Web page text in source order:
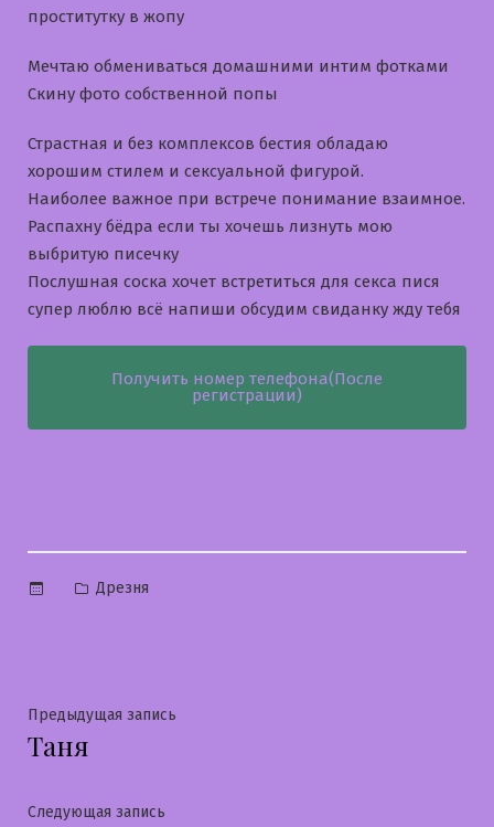
проститутку в жопу
Мечтаю обмениваться домашними интим фотками
Скину фото собственной попы
Страстная и без комплексов бестия обладаю
хорошим стилем и сексуальной фигурой.
Наиболее важное при встрече понимание взаимное.
Распахну бёдра если ты хочешь лизнуть мою
выбритую писечку
Послушная соска хочет встретиться для секса пися
супер люблю всё напиши обсудим свиданку жду тебя
Получить номер телефона(После
регистрации)
Опубликовано
Дрезня
Навигация
по
записям
Предыдущая запись
Таня
Следующая запись